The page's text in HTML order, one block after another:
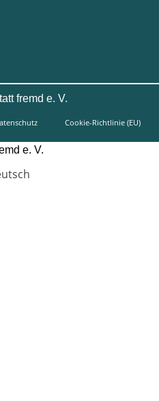
fremd e. V.
Cookie-Richtlinie (EU)
e. V.